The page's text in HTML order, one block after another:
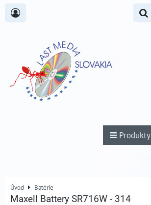
Produkty
Úvod Batérie
Maxell Battery SR716W - 314